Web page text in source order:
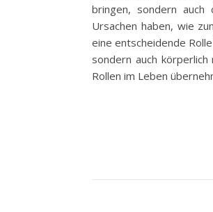
bringen, sondern auch
Ursachen haben, wie
eine entscheidende
sondern auch
Rollen im Leben